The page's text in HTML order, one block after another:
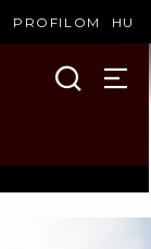
PROFILOM HU